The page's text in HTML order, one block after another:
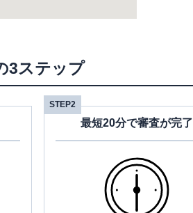
3ステップ
STEP2
最短20分で審査が完了